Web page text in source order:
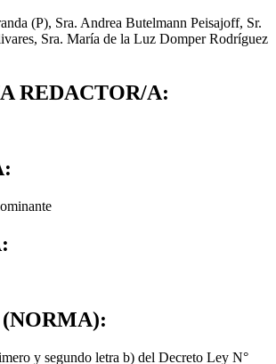
(P), Sra. Andrea Butelmann Peisajoff, Sr.
Sra. María de la Luz Domper Rodríguez
REDACTOR/A:
y segundo letra b) del Decreto Ley N°